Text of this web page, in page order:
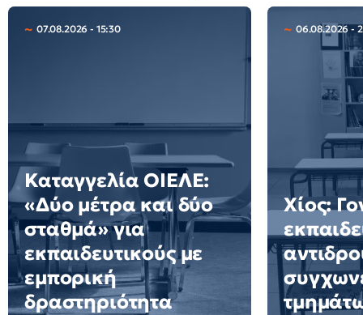
07.08.2026 - 15:30
Καταγγελία ΟΙΕΛΕ:
«Δύο μέτρα και δύο
σταθμά» για
εκπαιδευτικούς με
εμπορική
δραστηριότητα
06.08.2026 -
Χίος: